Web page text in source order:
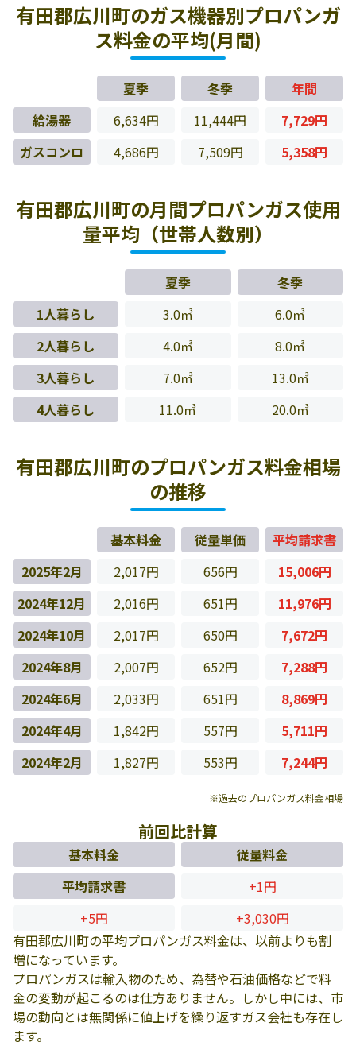
有田郡広川町のガス機器別プロパンガ
ス料金の平均(月間)
夏季 冬季
年間
給湯器
6,634円 11,444円
7,729円
ガスコンロ
4,686円 7,509円 5,358円
有田郡広川町の月間プロパンガス使用
量平均（世帯人数別）
夏季
冬季
1人暮らし
3.0㎥
6.0㎥
2人暮らし
4.0㎥
8.0㎥
3人暮らし
7.0㎥
13.0㎥
4人暮らし
11.0㎥ 20.0㎥
有田郡広川町のプロパンガス料金相場
の推移
基本料金 従量単価
平均請求書
2025年2月
2,017円 656円
15,006円
2024年12月
2,016円 651円
11,976円
2024年10月
2,017円 650円
7,672円
2024年8月
2,007円 652円
7,288円
2024年6月
2,033円 651円
8,869円
2024年4月
1,842円 557円
5,711円
2024年2月
1,827円 553円 7,244円
※過去のプロパンガス料金相場
前回比計算
基本料金
従量料金
平均請求書
+1円
+5円
+3,030円
有田郡広川町の平均プロパンガス料金は、以前よりも割
増になっています。
プロパンガスは輸入物のため、為替や石油価格などで料
金の変動が起こるのは仕方ありません。しかし中には、市
場の動向とは無関係に値上げを繰り返すガス会社も存在し
ます。